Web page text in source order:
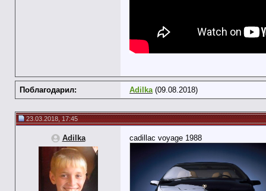
Поблагодарил: Adilka(09.08.2018)
23.03.2018, 17:45
Adilka cadillac voyage 1988